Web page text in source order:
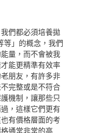
們都必須培養拋
等」的概念，我們
量，而不會被我
能更精準有效率
朋友，有許多非
完整或是不符合
機制，讓那些只
，這樣它們更有
有價格層面的考
通常非常的高